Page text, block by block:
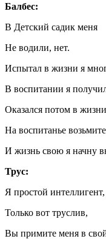
Балбес:
В Детский садик меня
Не водили, нет.
Испытал в жизни я
В воспитании я
Оказался потом в
На воспитанье
И жизнь свою я начну
Трус:
Я простой интеллигент,
Только вот труслив,
Вы примите меня в